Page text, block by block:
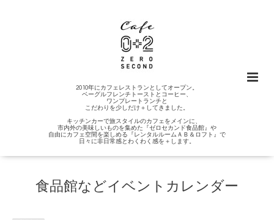
2010年にカフェレストランとしてオープン。
ベーグルフレンチトーストとコーヒー、
ワンプレートランチと
こだわりを少しだけ＋してきました。
キッチンカーで旅スタイルのカフェをメインに、
市内外の美味しいものを集めた『ゼロセカンド食品館』や
自由にカフェ空間を楽しめる『レンタルルームＡＢ＆ロフト』で
日々に非日常感とわくわく感を＋します。
食品館などイベントカレンダー